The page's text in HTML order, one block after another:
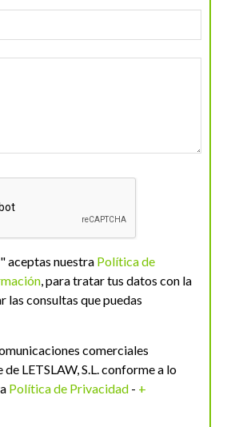
aceptas nuestra Política de
, para tratar tus datos con la
consultas que puedas
comerciales
LETSLAW, S.L. conforme a lo
Política de Privacidad - +